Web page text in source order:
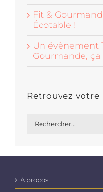
Fit &
Écotable !
Un évènement
Gourmande, ça
Retrouvez
A propos